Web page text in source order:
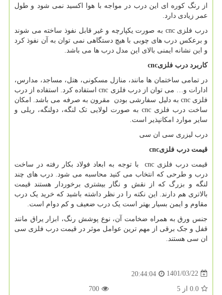
از رنگ کوره ای این درب در مواجه با هوا اکسید نمی شود و طول
عمر زیادی دارد.
درب فلزی cnc به صورت یکپارچه و غیر قابل نفوذ ساخته می شوند
و برعکس درب های چوبی با هیچ دستگاهی نمی توان به آن نفوذ کرد
و این نشانه ایمنی بالای این مدل درب ها می باشد.
کاربرد درب فلزیcnc
در تمامی ساختمان ها مانند، منازل مسکونی، هتل، مساجد، مدارس،
ادارات و… می توان از درب فلزی cnc استفاده کرد. استفاده از درب
فلزی cnc به دلیل سفارشی بودن مقرون به صرفه می باشد. امکان
ساخت درب فلزی cnc به صورت لولایی تک لنگه، دولنگه، ریلی و
سایر موارد امکانپذیر است.
درب لیزری سی ان سی
قیمت درب فلزیcnc
قیمت درب فلزیcnc
با توجه به ابعاد فولاد بکار رفته در ساخت
درب و طرحی که انتخاب می کنید محاسبه می شود. درب های چند
لنگه و بزرگ که از نقش و نگار بیشتری برخوردار هستند قیمت
بالاتری هم دارند. این نکته را در نظر داشته باشید که خرید یک درب
مقاوم و ایمن بسیار بهتر است یک درب ضعیف و کم دوام است.
جنس ورق به همراه ضخامت آن، نوع پوشش رنگ، ابزار یراق مانند
قفل و جک برقی از مهم ترین عوامل موثر در قیمت درب فلزی سی
ان سی هستند.
1401/03/22
20:44:04
0.0 از 5
700